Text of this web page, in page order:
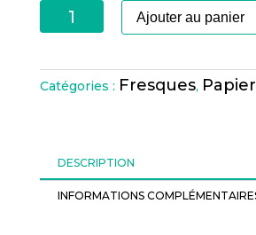
quantité
de
BOIS
Ajouter au panier
Catégories : Fresques,
DESCRIPTION
INFORMATIONS